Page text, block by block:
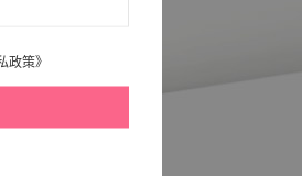
政策》